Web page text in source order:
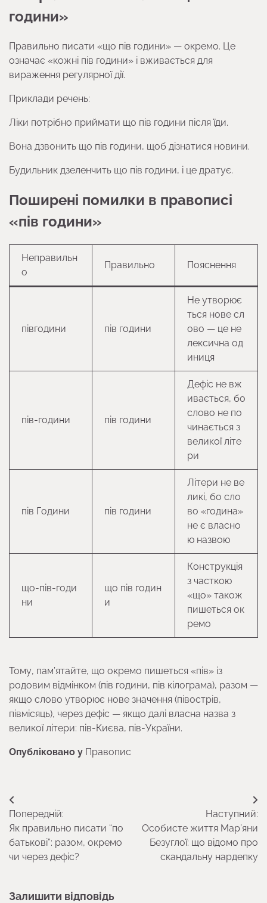
години»
Правильно писати «що пів години» — окремо. Це
означає «кожні пів години» і вживається для
вираження регулярної дії.
Приклади речень:
Ліки потрібно приймати що пів години після їди.
Вона дзвонить що пів години, щоб дізнатися новини.
Будильник дзеленчить що пів години, і це дратує.
Поширені помилки в правописі
«пів години»
Неправильн
о
Правильно Пояснення
півгодини пів години
Не утворює
ться нове сл
ово — це не
лексична од
иниця
пів-години пів години
Дефіс не вж
ивається, бо
слово не по
чинається з
великої літе
ри
пів Години пів години
Літери не ве
ликі, бо сло
во «година»
не є власно
ю назвою
що-пів-годи
ни
що пів годин
и
Конструкція
з часткою
«що» також
пишеться ок
ремо
Тому, пам’ятайте, що окремо пишеться «пів» із
родовим відмінком (пів години, пів кілограма), разом —
якщо слово утворює нове значення (півострів,
півмісяць), через дефіс — якщо далі власна назва з
великої літери: пів-Києва, пів-України.
Опубліковано у Правопис
Навігація
записів
Попередній:
Як правильно писати “по
батькові”: разом, окремо
чи через дефіс?
Наступний:
Особисте життя Мар’яни
Безуглої: що відомо про
скандальну нардепку
Залишити відповідь